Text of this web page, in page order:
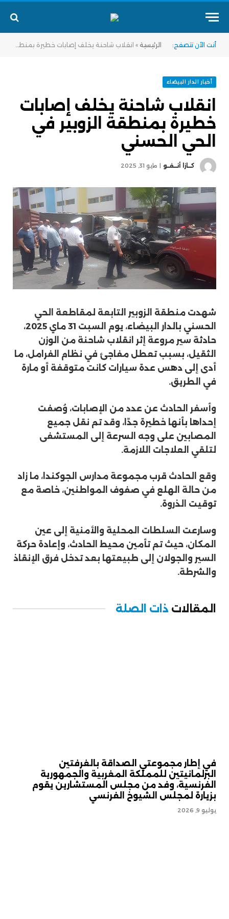
أنت الآن تتصفح: الرئيسية » انقلاب شاحنة يخلف إصابات خطيرة بمنطقة الزوبير في الحي الحسني
أخبار الدار البيضاء
انقلاب شاحنة يخلف إصابات
خطيرة بمنطقة الزوبير في
الحي الحسني
كــازا أنــفــو مايو 31, 2025
شهدت منطقة الزوبير التابعة لمقاطعة الحي
الحسني بالدار البيضاء، يوم السبت 31 ماي 2025،
حادثة سير مروعة إثر انقلاب شاحنة من الوزن
الثقيل، بسبب تعطل مفاجئ في نظام الفرامل، ما
أدى إلى دهس عدة سيارات كانت متوقفة أو مارة
في الطريق.
وأسفر الحادث عن عدد من الإصابات، وُصفت
إحداها بأنها خطيرة جدًا، وقد تم نقل جميع
المصابين على وجه السرعة إلى المستشفى
لتلقي العلاجات اللازمة.
وقع الحادث قرب مجموعة مدارس الجوكندا، ما زاد
من حالة الهلع في صفوف المواطنين، خاصة مع
توقيت الذروة.
وسارعت السلطات المحلية والأمنية إلى عين
المكان، حيث تم تأمين محيط الحادث، وإعادة حركة
السير والجولان إلى طبيعتها بعد تدخل فرق الإنقاذ
والشرطة.
المقالات ذات الصلة
في إطار مجموعتي الصداقة بالغرفتين
البرلمانيتين للمملكة المغربية والجمهورية
الفرنسية، وفد من مجلس المستشارين يقوم
بزيارة لمجلس الشيوخ الفرنسي
يوليو 9, 2026